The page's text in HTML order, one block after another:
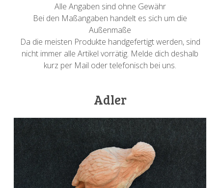
Alle Angaben sind ohne Gewähr
Bei den Maßangaben handelt es sich um die
Außenmaße
Da die meisten Produkte handgefertigt werden, sind
nicht immer alle Artikel vorrätig. Melde dich deshalb
kurz per Mail oder telefonisch bei uns.
Adler